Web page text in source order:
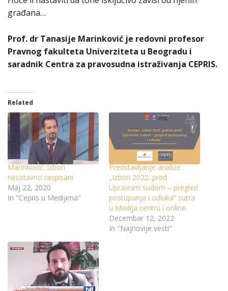
građana…
Prof. dr Tanasije Marinković je redovni profesor
Pravnog fakulteta Univerziteta u Beogradu i
saradnik Centra za pravosudna istraživanja CEPRIS.
Related
Marinković: Izbori
neustavno raspisani
Maj 22, 2020
In "Cepris u Medijima"
Predstavljanje analize
„Izbori 2022. pred
Upravnim sudom – pregled
postupanja i odluka“ sutra
u Medija centru i online
Decembar 12, 2022
In "Najnovije vesti"